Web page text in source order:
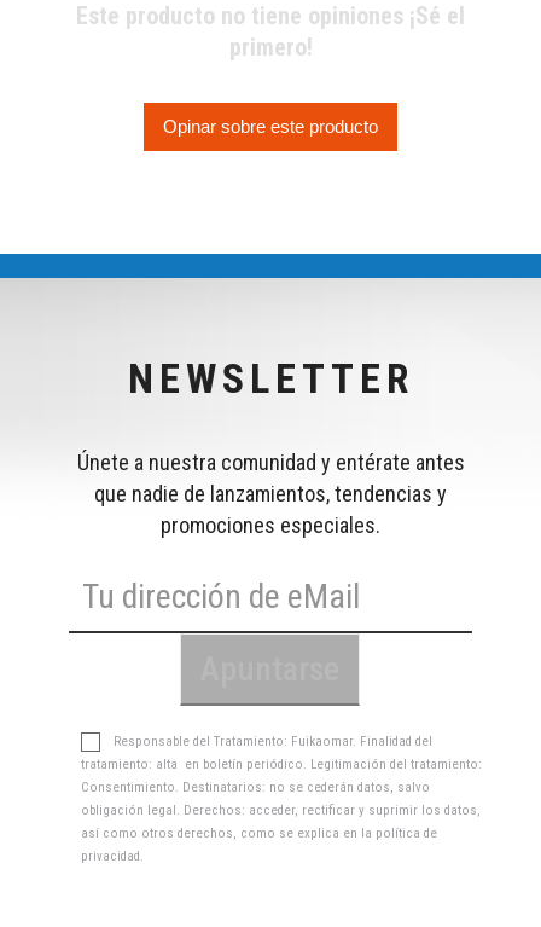
Este producto no tiene opiniones ¡Sé el
primero!
Opinar sobre este producto
NEWSLETTER
Únete a nuestra comunidad y entérate antes
que nadie de lanzamientos, tendencias y
promociones especiales.
Responsable del Tratamiento: Fuikaomar. Finalidad del
tratamiento: alta en boletín periódico. Legitimación del tratamiento:
Consentimiento. Destinatarios: no se cederán datos, salvo
obligación legal. Derechos: acceder, rectificar y suprimir los datos,
así como otros derechos, como se explica en la política de
privacidad .